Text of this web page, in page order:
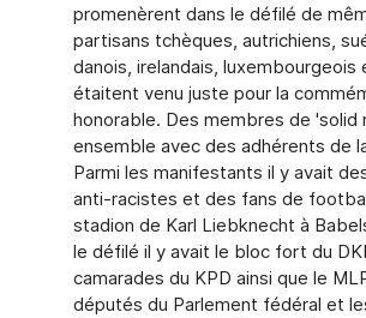
promenèrent dans le défilé de
partisans tchèques, autrichiens,
danois, irelandais, luxembourgeois
étaitent venu juste pour la
honorable. Des membres de 'solid
ensemble avec des adhérents de
Parmi les manifestants il y avait
anti-racistes et des fans de
stadion de Karl Liebknecht à
le défilé il y avait le bloc fort du
camarades du KPD ainsi que le
députés du Parlement fédéral et